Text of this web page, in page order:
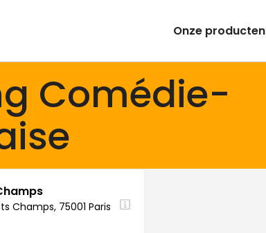
Onze producten
Comédie-
Champs, 75001 Paris